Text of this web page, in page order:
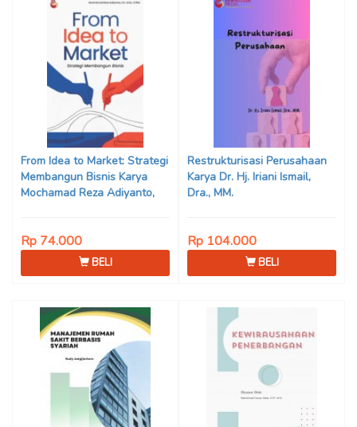
From Idea to Market: Strategi
Membangun Bisnis Karya
Mochamad Reza Adiyanto,
Rp 74.000
BELI
Restrukturisasi Perusahaan
Karya Dr. Hj. Iriani Ismail,
Dra., MM.
Rp 104.000
BELI